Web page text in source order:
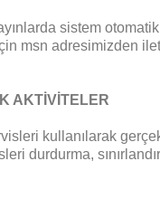
sistem
msn adresimizden
AKTİVİTELER
kullanılarak
durdurma,